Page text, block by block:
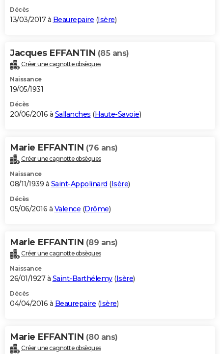
Décès
13/03/2017 à Beaurepaire (Isère)
Jacques EFFANTIN (85 ans)
Créer une cagnotte obsèques
Naissance
19/05/1931
Décès
20/06/2016 à Sallanches (Haute-Savoie)
Marie EFFANTIN (76 ans)
Créer une cagnotte obsèques
Naissance
08/11/1939 à Saint-Appolinard (Isère)
Décès
05/06/2016 à Valence (Drôme)
Marie EFFANTIN (89 ans)
Créer une cagnotte obsèques
Naissance
26/01/1927 à Saint-Barthélemy(Isère)
Décès
04/04/2016 à Beaurepaire (Isère)
Marie EFFANTIN (80 ans)
Créer une cagnotte obsèques